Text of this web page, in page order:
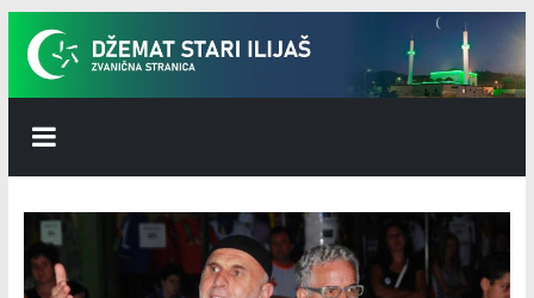
Skip
content
Džemat
Stari
Ilijaš